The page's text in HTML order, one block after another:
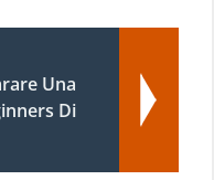
Una
Di